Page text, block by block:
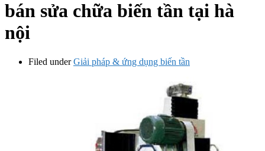
bán sửa chữa biến tần tại hà
nội
Filed underGiải pháp & ứng dụng biến tần